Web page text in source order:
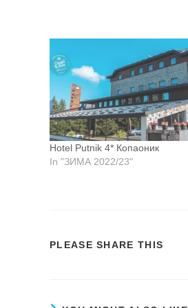
Hotel Putnik 4* Копаоник
In "ЗИМА 2022/23"
PLEASE SHARE THIS